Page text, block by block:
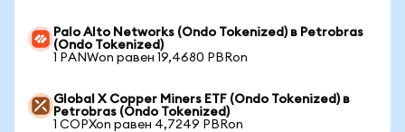
Palo Alto Networks (Ondo Tokenized) в Petrobras
(Ondo Tokenized)
1 PANWon равен 19,4680 PBRon
Global X Copper Miners ETF (Ondo Tokenized) в
Petrobras (Ondo Tokenized)
1 COPXon равен 4,7249 PBRon